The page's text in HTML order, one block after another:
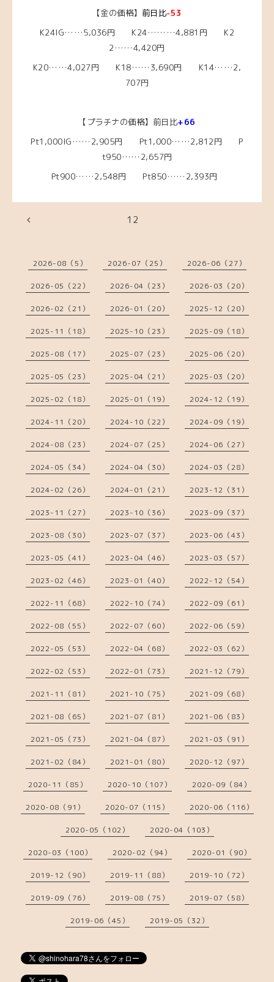
【金の価格】 前日比-53
K24IG……5,036円 K24………4,881円 K2
2……4,420円
K20……4,027円 K18……3,690円 K14……2,
707円
【プラチナの価格】前日比+66
Pt1,000IG……2,905円 Pt1,000……2,812円 P
t950……2,657円
Pt900……2,548円 Pt850……2,393円
12
2026-08（5） 2026-07（25） 2026-06（27）
2026-05（22） 2026-04（23） 2026-03（20）
2026-02（21） 2026-01（20） 2025-12（20）
2025-11（18） 2025-10（23） 2025-09（18）
2025-08（17） 2025-07（23） 2025-06（20）
2025-05（23） 2025-04（21） 2025-03（20）
2025-02（18） 2025-01（19） 2024-12（19）
2024-11（20） 2024-10（22） 2024-09（19）
2024-08（23） 2024-07（25） 2024-06（27）
2024-05（34） 2024-04（30） 2024-03（28）
2024-02（26） 2024-01（21） 2023-12（31）
2023-11（27） 2023-10（36） 2023-09（37）
2023-08（30） 2023-07（37） 2023-06（43）
2023-05（41） 2023-04（46） 2023-03（57）
2023-02（46） 2023-01（40） 2022-12（54）
2022-11（68） 2022-10（74） 2022-09（61）
2022-08（55） 2022-07（60） 2022-06（59）
2022-05（53） 2022-04（68） 2022-03（62）
2022-02（53） 2022-01（73） 2021-12（79）
2021-11（81） 2021-10（75） 2021-09（68）
2021-08（65） 2021-07（81） 2021-06（83）
2021-05（73） 2021-04（87） 2021-03（91）
2021-02（84） 2021-01（80） 2020-12（97）
2020-11（85） 2020-10（107） 2020-09（84）
2020-08（91） 2020-07（115） 2020-06（116）
2020-05（102） 2020-04（103）
2020-03（100） 2020-02（94） 2020-01（90）
2019-12（90） 2019-11（88） 2019-10（72）
2019-09（76） 2019-08（75） 2019-07（58）
2019-06（45） 2019-05（32）